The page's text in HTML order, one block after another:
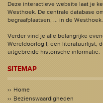
Deze interactieve website laat je
Westhoek. De centrale database
begraafplaatsen, ... in de Westhoek.
Verder vind je alle belangrijke
Wereldoorlog I, een literatuurlijst,
uitgebreide historische informatie.
SITEMAP
Home
Bezienswaardigheden